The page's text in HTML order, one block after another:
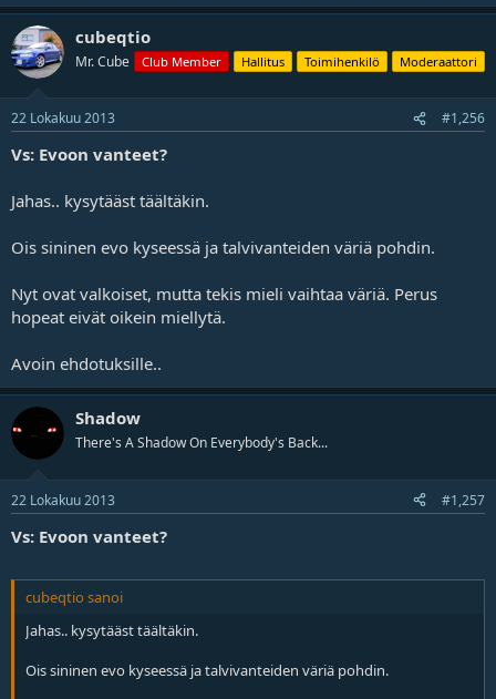
cubeqtio
Mr. Cube Club Member Hallitus Toimihenkilö Moderaattori
22 Lokakuu 2013 #1,256
Vs: Evoon vanteet?
Jahas.. kysytääst täältäkin.
Ois sininen evo kyseessä ja talvivanteiden väriä pohdin.
Nyt ovat valkoiset, mutta tekis mieli vaihtaa väriä. Perus
hopeat eivät oikein miellytä.
Avoin ehdotuksille..
Shadow
There's A Shadow On Everybody's Back...
22 Lokakuu 2013 #1,257
Vs: Evoon vanteet?
cubeqtio sanoi
Jahas.. kysytääst täältäkin.
Ois sininen evo kyseessä ja talvivanteiden väriä pohdin.